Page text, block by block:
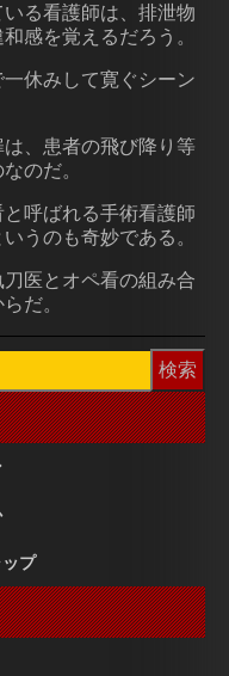
る看護師は、排泄物
感を覚えるだろう。
休みして寛ぐシーン
、患者の飛び降り等
のだ。
呼ばれる手術看護師
うのも奇妙である。
医とオペ看の組み合
だ。
プ